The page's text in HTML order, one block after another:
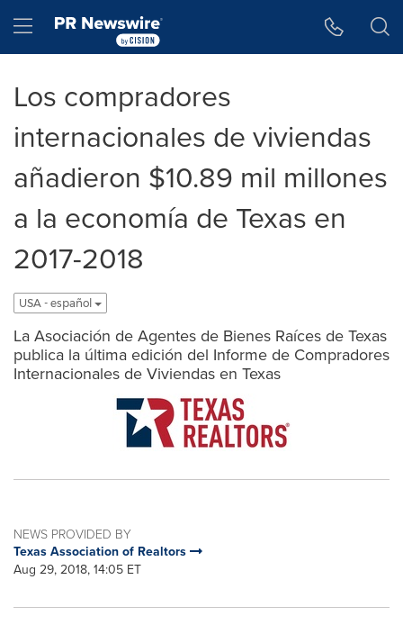
Hamburger menu
Los compradores
internacionales de viviendas
añadieron $10.89 mil millones
a la economía de Texas en
2017-2018
USA - español
La Asociación de Agentes de Bienes Raíces de Texas
publica la última edición del Informe de Compradores
Internacionales de Viviendas en Texas
NEWS PROVIDED BY
Texas Association of Realtors
Aug 29, 2018, 14:05 ET